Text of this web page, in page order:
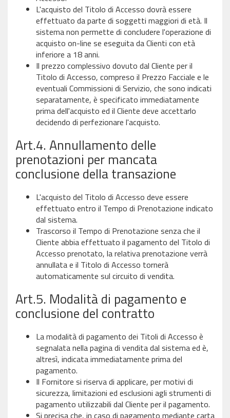
L'acquisto del Titolo di Accesso dovrà essere
effettuato da parte di soggetti maggiori di età. Il
sistema non permette di concludere l'operazione di
acquisto on-line se eseguita da Clienti con età
inferiore a 18 anni.
Il prezzo complessivo dovuto dal Cliente per il
Titolo di Accesso, compreso il Prezzo Facciale e le
eventuali Commissioni di Servizio, che sono indicati
separatamente, è specificato immediatamente
prima dell'acquisto ed il Cliente deve accettarlo
decidendo di perfezionare l'acquisto.
Art.4. Annullamento delle
prenotazioni per mancata
conclusione della transazione
L'acquisto del Titolo di Accesso deve essere
effettuato entro il Tempo di Prenotazione indicato
dal sistema.
Trascorso il Tempo di Prenotazione senza che il
Cliente abbia effettuato il pagamento del Titolo di
Accesso prenotato, la relativa prenotazione verrà
annullata e il Titolo di Accesso tornerà
automaticamente sul circuito di vendita.
Art.5. Modalità di pagamento e
conclusione del contratto
La modalità di pagamento dei Titoli di Accesso è
segnalata nella pagina di vendita dal sistema ed è,
altresì, indicata immediatamente prima del
pagamento.
Il Fornitore si riserva di applicare, per motivi di
sicurezza, limitazioni ed esclusioni agli strumenti di
pagamento utilizzabili dal Cliente per il pagamento.
Si precisa che, in caso di pagamento mediante carta